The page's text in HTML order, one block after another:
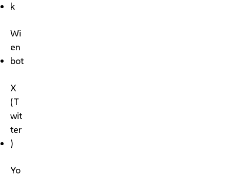
k
Wi
en
bot
X
(T
wit
ter
)
Yo